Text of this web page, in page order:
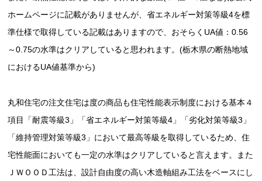
ホームページに記載がありませんが、省エネルギー対策等級4を標
準仕様で取得している記載はありますので、おそらくUA値：0.56
～0.75の水準はクリアしていると思われます。(栃木県の断熱地域
におけるUA値基準から)
丸和住宅の注文住宅は度の商品も住宅性能表示制度における基本４
項目「耐震等級3」「省エネルギー対策等級4」「劣化対策等級3」
「維持管理対策等級3」において最高等級を取得しているため、住
宅性能面においても一定の水準はクリアしていると言えます。また
ＪＷＯＯＤ工法は、設計自由度の高い木造軸組み工法をベースにし